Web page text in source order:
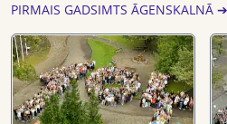
PIRMAIS GADSIMTS ĀGENSKALNĀ ➔